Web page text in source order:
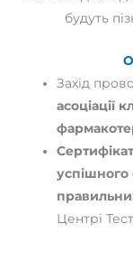
будуть
Захід
асоціації
успішного
Центрі